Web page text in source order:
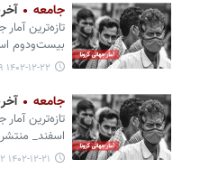
جامعه آخرین
تازه‌ترین
بیست‌ودوم
۱۴۰۲-۱۲-۲۲ ۱۰:۴۹
جامعه آخرین
تازه‌ترین
اسفند_
۱۴۰۲-۱۲-۲۱ ۱۱:۴۲